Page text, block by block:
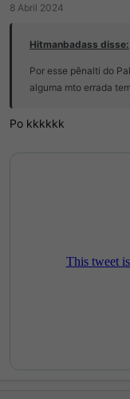
8 Abril 2024
Hitmanbadass disse:
Por esse pênalti do
alguma mto errada
Po kkkkkk